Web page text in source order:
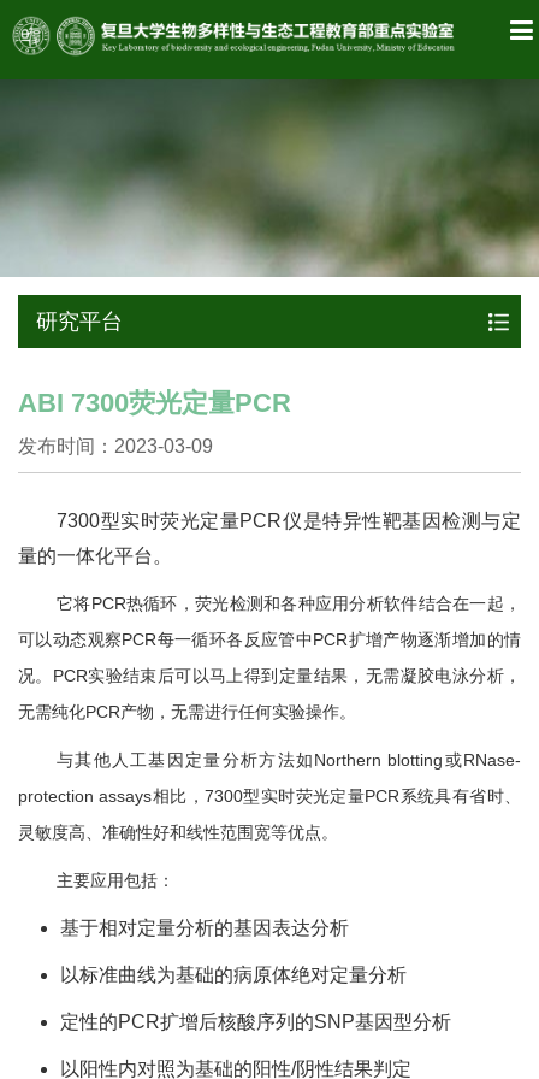
研究平台
ABI 7300荧光定量PCR
发布时间：2023-03-09
7300型实时荧光定量PCR仪是特异性靶基因检测与定
量的一体化平台。
它将PCR热循环，荧光检测和各种应用分析软件结合在一起，
可以动态观察PCR每一循环各反应管中PCR扩增产物逐渐增加的情
况。PCR实验结束后可以马上得到定量结果，无需凝胶电泳分析，
无需纯化PCR产物，无需进行任何实验操作。
与其他人工基因定量分析方法如Northern blotting或RNase-
protection assays相比，7300型实时荧光定量PCR系统具有省时、
灵敏度高、准确性好和线性范围宽等优点。
主要应用包括：
基于相对定量分析的基因表达分析
以标准曲线为基础的病原体绝对定量分析
定性的PCR扩增后核酸序列的SNP基因型分析
以阳性内对照为基础的阳性/阴性结果判定